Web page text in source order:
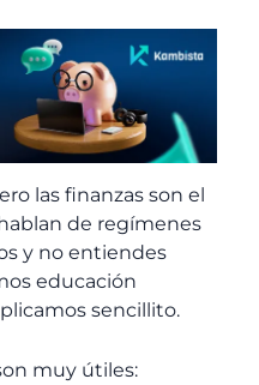
las finanzas son el
de regímenes
y no entiendes
educación
sencillito.
muy útiles: